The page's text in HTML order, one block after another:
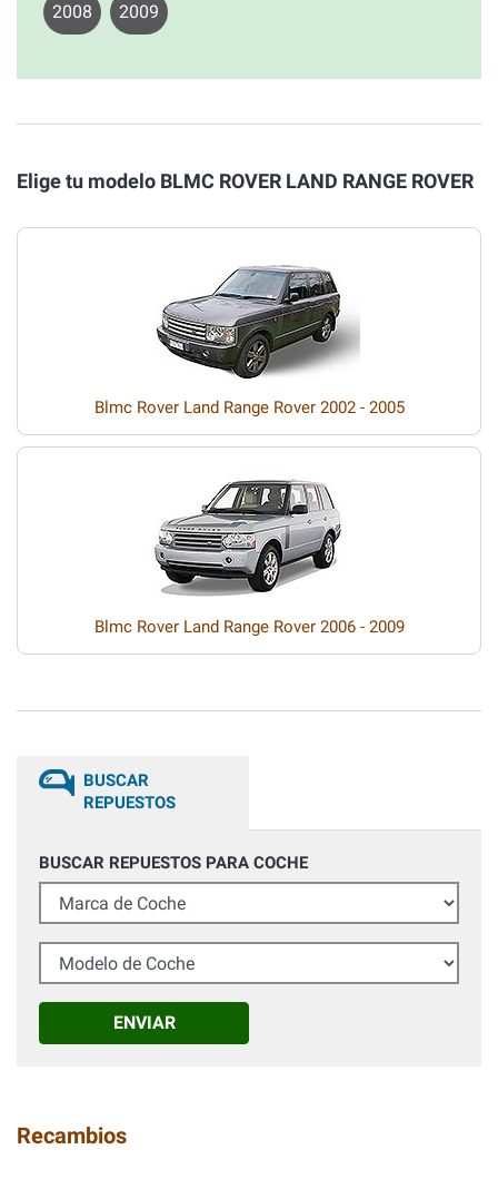
2008 2009
Elige tu modelo BLMC ROVER LAND RANGE ROVER
Blmc Rover Land Range Rover 2002 - 2005
Blmc Rover Land Range Rover 2006 - 2009
BUSCAR
REPUESTOS
BUSCAR REPUESTOS PARA COCHE
Marca de Coche
Modelo de Coche
ENVIAR
Recambios